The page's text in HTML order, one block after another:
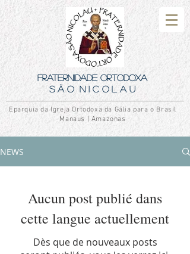
Fraternidade Ortodoxa
S ã o N i c o l a u
Eparquia da Igreja Ortodoxa da Gália para o Brasil
Manaus | Amazonas
NEWS
Aucun post publié dans
cette langue actuellement
Dès que de nouveaux posts